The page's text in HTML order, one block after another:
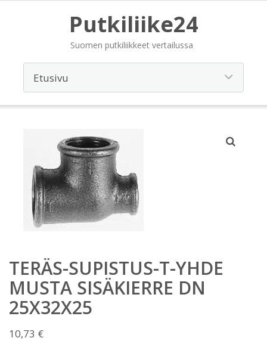
Putkiliike24
Suomen putkiliikkeet vertailussa
TERÄS-SUPISTUS-T-YHDE
MUSTA SISÄKIERRE DN
25X32X25
10,73 €